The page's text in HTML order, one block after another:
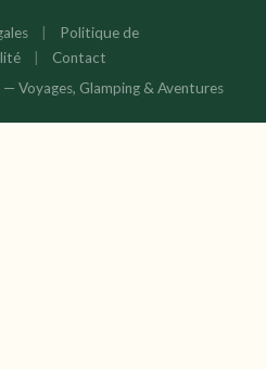
Politique de
Contact
Voyages, Glamping & Aventures